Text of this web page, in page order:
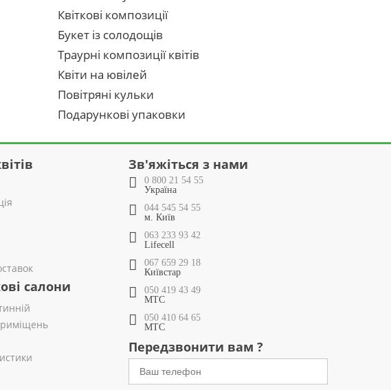
Квіткові композиції
Букет із солодощів
Траурні композиції квітів
Квіти на ювілей
Повітряні кульки
Подарункові упаковки
салони
Зв'яжіться з нами
0 800 21 54 55
Україна
044 545 54 55
м. Київ
063 233 93 42
Lifecell
067 659 29 18
Київстар
050 419 43 49
МТС
050 410 64 65
МТС
Передзвонити вам ?